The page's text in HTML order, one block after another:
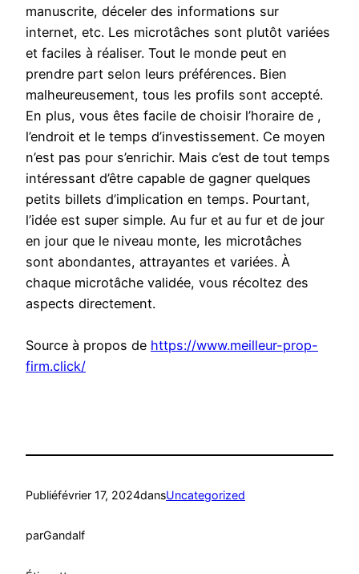
manuscrite, déceler des informations sur
internet, etc. Les microtâches sont plutôt variées
et faciles à réaliser. Tout le monde peut en
prendre part selon leurs préférences. Bien
malheureusement, tous les profils sont accepté.
En plus, vous êtes facile de choisir l’horaire de ,
l’endroit et le temps d’investissement. Ce moyen
n’est pas pour s’enrichir. Mais c’est de tout temps
intéressant d’être capable de gagner quelques
petits billets d’implication en temps. Pourtant,
l’idée est super simple. Au fur et au fur et de jour
en jour que le niveau monte, les microtâches
sont abondantes, attrayantes et variées. À
chaque microtâche validée, vous récoltez des
aspects directement.
Source à propos de https://www.meilleur-prop-
firm.click/
Publiéfévrier 17, 2024dansUncategorized
parGandalf